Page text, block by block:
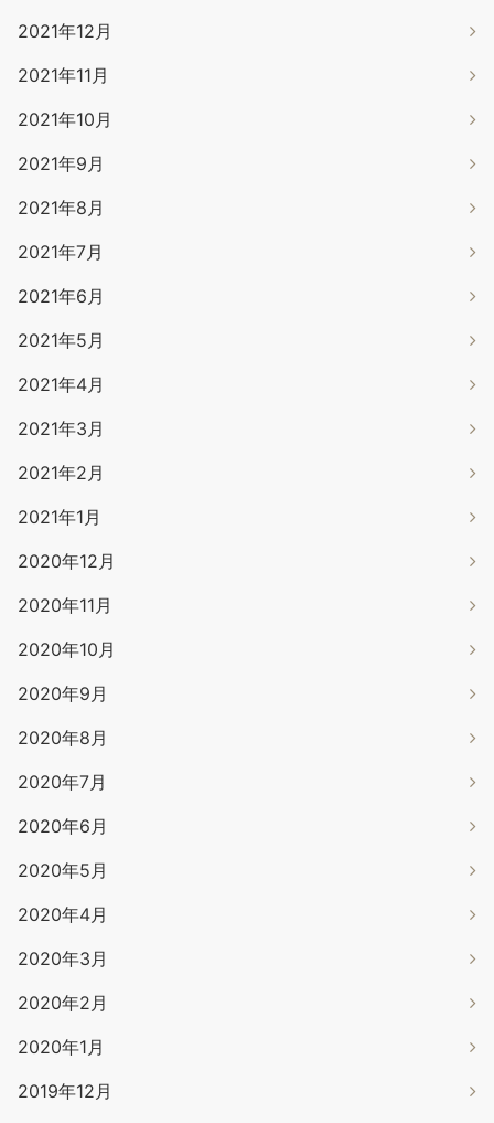
2021年12月
2021年11月
2021年10月
2021年9月
2021年8月
2021年7月
2021年6月
2021年5月
2021年4月
2021年3月
2021年2月
2021年1月
2020年12月
2020年11月
2020年10月
2020年9月
2020年8月
2020年7月
2020年6月
2020年5月
2020年4月
2020年3月
2020年2月
2020年1月
2019年12月